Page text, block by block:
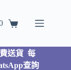
送貨 每
查詢